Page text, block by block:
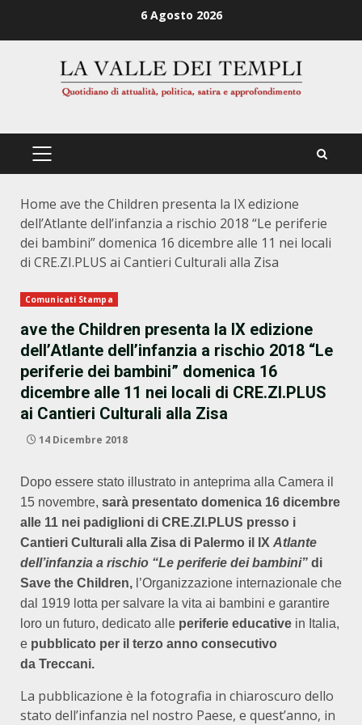
6 Agosto 2026
PRIMÄRES
Home ave the Children presenta la IX edizione
dell’Atlante dell’infanzia a rischio 2018 “Le periferie
dei bambini” domenica 16 dicembre alle 11 nei locali
di CRE.ZI.PLUS ai Cantieri Culturali alla Zisa
Comunicati Stampa
ave the Children presenta la IX edizione
dell’Atlante dell’infanzia a rischio 2018 “Le
periferie dei bambini” domenica 16
dicembre alle 11 nei locali di CRE.ZI.PLUS
ai Cantieri Culturali alla Zisa
14 Dicembre 2018
Dopo essere stato illustrato in anteprima alla Camera il
15 novembre, sarà presentato domenica 16 dicembre
alle 11 nei padiglioni di CRE.ZI.PLUS presso i
Cantieri Culturali alla Zisa di Palermo il IX Atlante
dell’infanzia a rischio “Le periferie dei bambini” di
Save the Children, l’Organizzazione internazionale che
dal 1919 lotta per salvare la vita ai bambini e garantire
loro un futuro, dedicato alle periferie educative in Italia,
e pubblicato per il terzo anno consecutivo
da Treccani.
La pubblicazione è la fotografia in chiaroscuro dello
stato dell’infanzia nel nostro Paese, e quest’anno, in